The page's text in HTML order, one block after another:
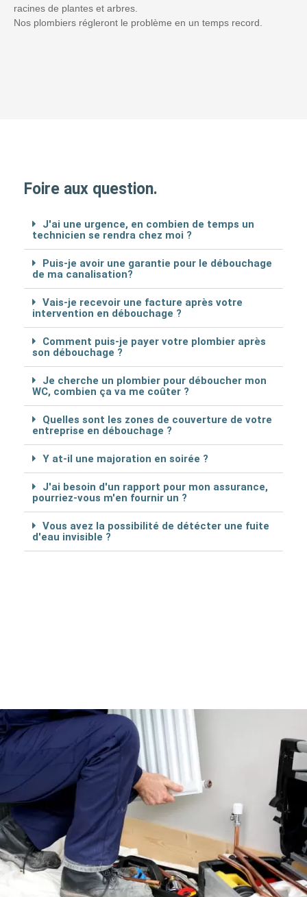
racines de plantes et arbres.
Nos plombiers régleront le problème en un temps record.
Foire aux question.
J'ai une urgence, en combien de temps un
technicien se rendra chez moi ?
Puis-je avoir une garantie pour le débouchage
de ma canalisation?
Vais-je recevoir une facture après votre
intervention en débouchage ?
Comment puis-je payer votre plombier après
son débouchage ?
Je cherche un plombier pour déboucher mon
WC, combien ça va me coûter ?
Quelles sont les zones de couverture de votre
entreprise en débouchage ?
Y at-il une majoration en soirée ?
J'ai besoin d'un rapport pour mon assurance,
pourriez-vous m'en fournir un ?
Vous avez la possibilité de détécter une fuite
d'eau invisible ?